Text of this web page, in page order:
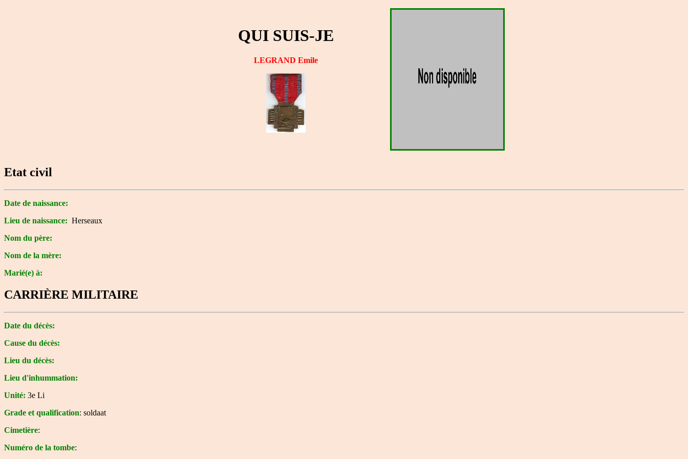
QUI SUIS-JE
LEGRAND Emile
Etat civil
Date de naissance:
Lieu de naissance: Herseaux
Nom du père:
Nom de la mère:
Marié(e) à:
CARRIÈRE MILITAIRE
Date du décès:
Cause du décès:
Lieu du décès:
Lieu d'inhummation:
Unité: 3e Li
Grade et qualification: soldaat
Cimetière:
Numéro de la tombe: